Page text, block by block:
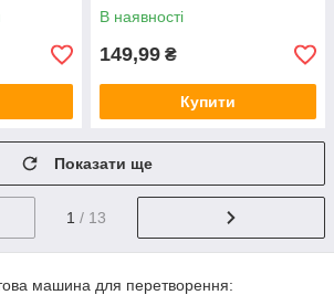
В наявності
149,99 ₴
Купити
Показати ще
1 / 13
машина для перетворення: